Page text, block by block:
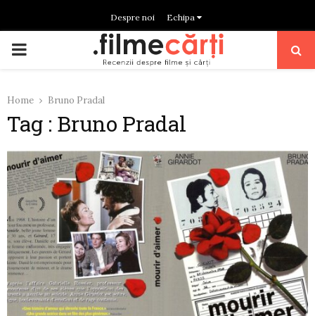
Despre noi Echipa
PRIMARY
Home Bruno Pradal
Tag : Bruno Pradal